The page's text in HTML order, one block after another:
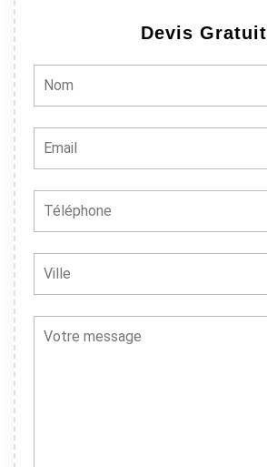
Devis Gratuit